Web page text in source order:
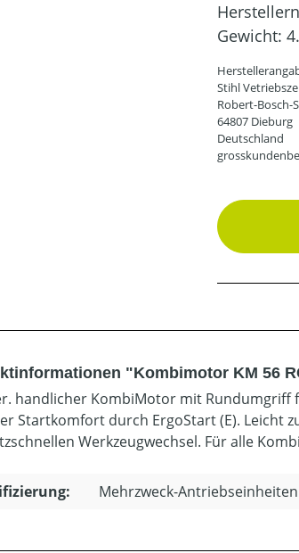
Gewicht:
Stihl
Robert-Bosch-
64807 Dieburg
Deutschland
"Kombimotor KM 56
handlicher KombiMotor mit Rundumgriff
Startkomfort durch ErgoStart (E). Leicht
Werkzeugwechsel. Für alle
Mehrzweck-Antriebseinheiten